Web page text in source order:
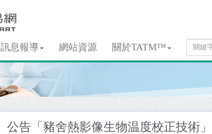
訊息報導 網站資源 關於TATM™
公告「豬舍熱影像生物温度校正技術